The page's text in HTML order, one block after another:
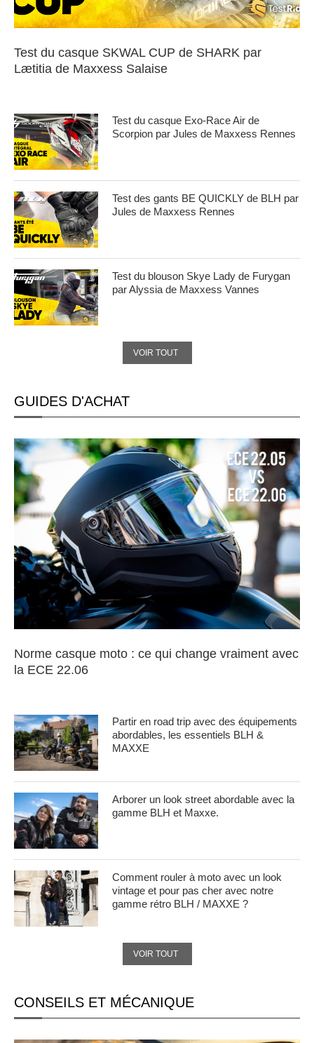
Test du casque SKWAL CUP de SHARK par
Lætitia de Maxxess Salaise
Test du casque Exo-Race Air de
Scorpion par Jules de Maxxess Rennes
Test des gants BE QUICKLY de BLH par
Jules de Maxxess Rennes
Test du blouson Skye Lady de Furygan
par Alyssia de Maxxess Vannes
VOIR TOUT
GUIDES D'ACHAT
Norme casque moto : ce qui change vraiment avec
la ECE 22.06
Partir en road trip avec des équipements
abordables, les essentiels BLH &
MAXXE
Arborer un look street abordable avec la
gamme BLH et Maxxe.
Comment rouler à moto avec un look
vintage et pour pas cher avec notre
gamme rétro BLH / MAXXE ?
VOIR TOUT
CONSEILS ET MÉCANIQUE